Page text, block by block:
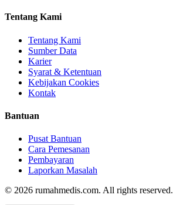
Tentang Kami
Tentang Kami
Sumber Data
Karier
Syarat & Ketentuan
Kebijakan Cookies
Kontak
Bantuan
Pusat Bantuan
Cara Pemesanan
Pembayaran
Laporkan Masalah
© 2026 rumahmedis.com. All rights reserved.